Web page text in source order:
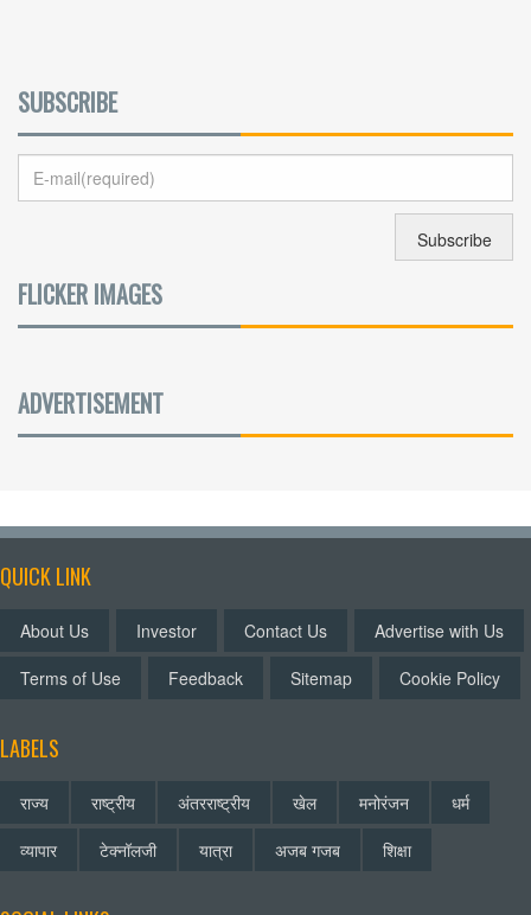
SUBSCRIBE
FLICKER IMAGES
ADVERTISEMENT
QUICK LINK
About Us Investor Contact Us
Advertise with Us
Terms of Use
Feedback Sitemap Cookie Policy
LABELS
राज्य राष्ट्रीय अंतरराष्ट्रीय खेल मनोरंजन
धर्म
व्यापार
टेक्नॉलजी यात्रा अजब गजब शिक्षा